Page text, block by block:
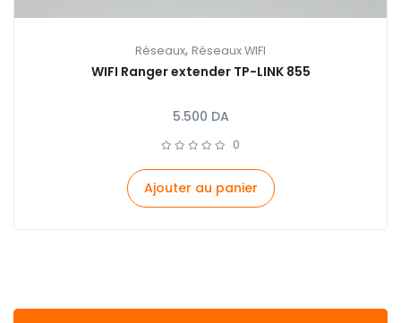
Réseaux, Réseaux WIFI
WIFI Ranger extender TP-LINK 855
5.500 DA
0
Ajouter au panier